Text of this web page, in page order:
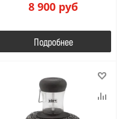
8 900 руб
Подробнее